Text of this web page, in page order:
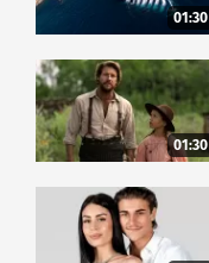
01:30
01:30